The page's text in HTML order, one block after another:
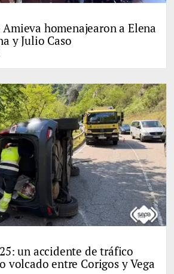
Amieva homenajearon a Elena
y Julio Caso
un accidente de tráfico
volcado entre Corigos y Vega